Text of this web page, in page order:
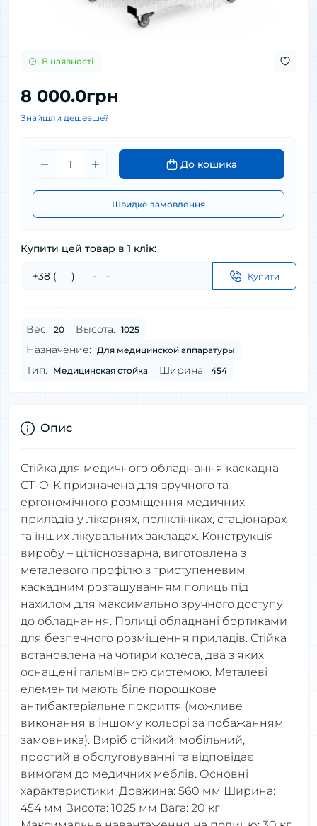
В наявності
8 000.0грн
Знайшли дешевше?
До кошика
Швидке замовлення
Купити цей товар в 1 клік:
Купити
Вес: 20 Высота: 1025
Назначение: Для медицинской аппаратуры
Тип: Медицинская стойка Ширина: 454
Опис
Стійка для медичного обладнання каскадна
СТ-О-К призначена для зручного та
ергономічного розміщення медичних
приладів у лікарнях, поліклініках, стаціонарах
та інших лікувальних закладах. Конструкція
виробу – ціліснозварна, виготовлена з
металевого профілю з триступеневим
каскадним розташуванням полиць під
нахилом для максимально зручного доступу
до обладнання. Полиці обладнані бортиками
для безпечного розміщення приладів. Стійка
встановлена на чотири колеса, два з яких
оснащені гальмівною системою. Металеві
елементи мають біле порошкове
антибактеріальне покриття (можливе
виконання в іншому кольорі за побажанням
замовника). Виріб стійкий, мобільний,
простий в обслуговуванні та відповідає
вимогам до медичних меблів. Основні
характеристики: Довжина: 560 мм Ширина:
454 мм Висота: 1025 мм Вага: 20 кг